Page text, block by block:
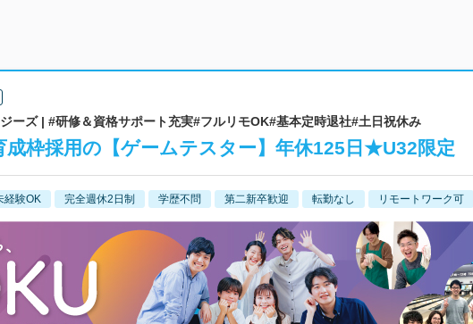
ーズ | #研修＆資格サポート充実#フルリモOK#基本定時退社#土日祝休み
成枠採用の【ゲームテスター】年休125日★U32限定
経験OK 完全週休2日制 学歴不問 第二新卒歓迎 転勤なし リモートワーク可